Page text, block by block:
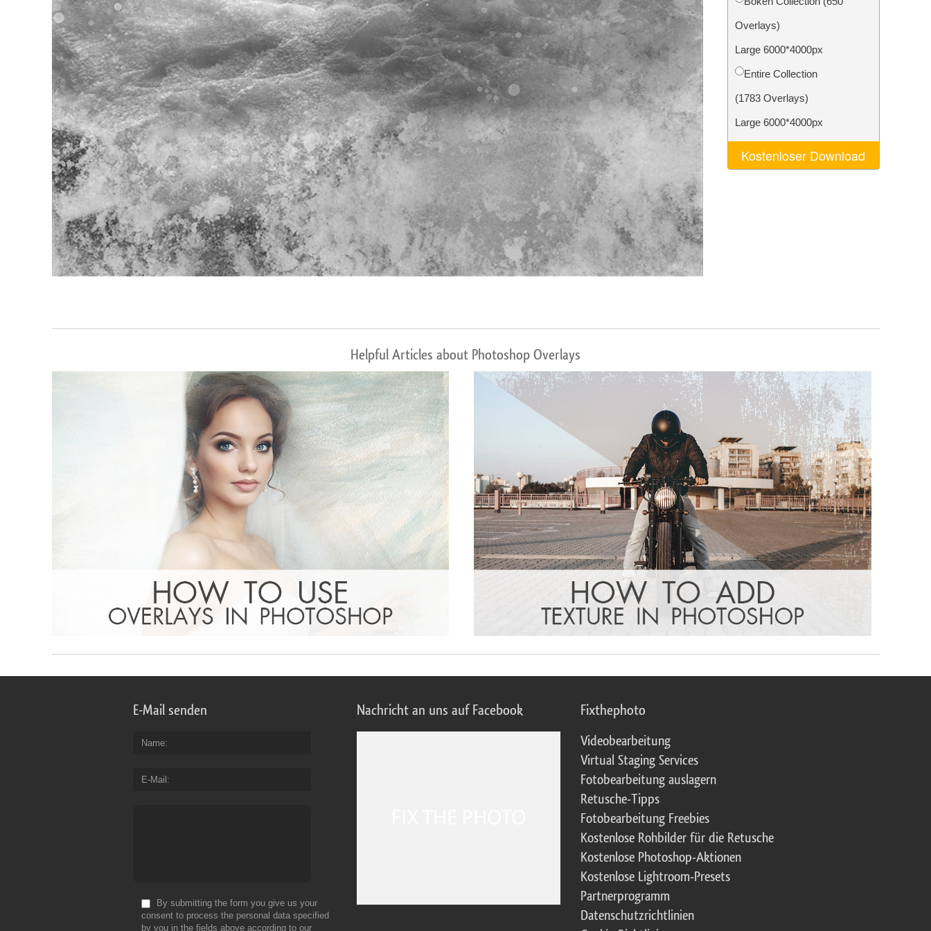
Produkt-Fotobearbeitung Schmuck-Fotobearbeitung KI-Trainingsdaten Video Editing Services
Overlays)
Large 6000*4000px
Entire Collection
(1783 Overlays)
Large 6000*4000px
Kostenloser Download
Helpful Articles about Photoshop Overlays
E-Mail senden
Name
E-Mail
By submitting the form you give us your
consent to process the personal data specified
by you in the fields above according to our
Nachricht an uns auf Facebook Fixthephoto
Videobearbeitung
Virtual Staging Services
Fotobearbeitung auslagern
Retusche-Tipps
Fotobearbeitung Freebies
Kostenlose Rohbilder für die Retusche
Kostenlose Photoshop-Aktionen
Kostenlose Lightroom-Presets
Partnerprogramm
Datenschutzrichtlinien